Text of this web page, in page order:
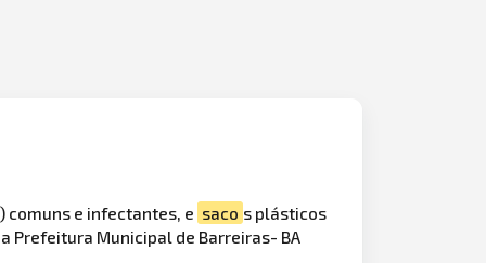
comuns e infectantes, e saco s plásticos
Prefeitura Municipal de Barreiras- BA